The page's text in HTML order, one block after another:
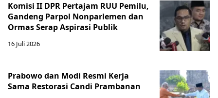
Komisi II DPR Pertajam RUU Pemilu,
Gandeng Parpol Nonparlemen dan
Ormas Serap Aspirasi Publik
16 Juli 2026
Prabowo dan Modi Resmi Kerja
Sama Restorasi Candi Prambanan